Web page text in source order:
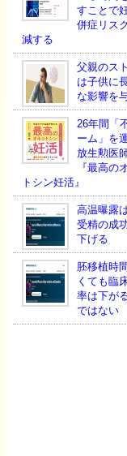
すことで
併症リス
減する
父親のス
は子供に
な影響を
26年間「
ーム」を
放生勲医
『最高の
トシン妊活』
高温曝露
受精の成
下げる
胚移植時
くても臨
率は下が
ではない